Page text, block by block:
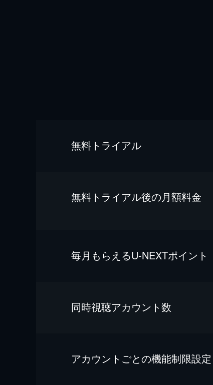
無料トライアル
無料トライアル後の⽉額料金
毎⽉もらえるU-NEXTポイント
同時視聴アカウント数
アカウントごとの機能制限設定